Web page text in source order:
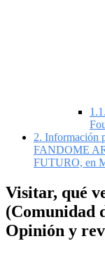
2. Información
FANDOME
FUTURO, en
Visitar, qué
(Comunidad
Opinión y